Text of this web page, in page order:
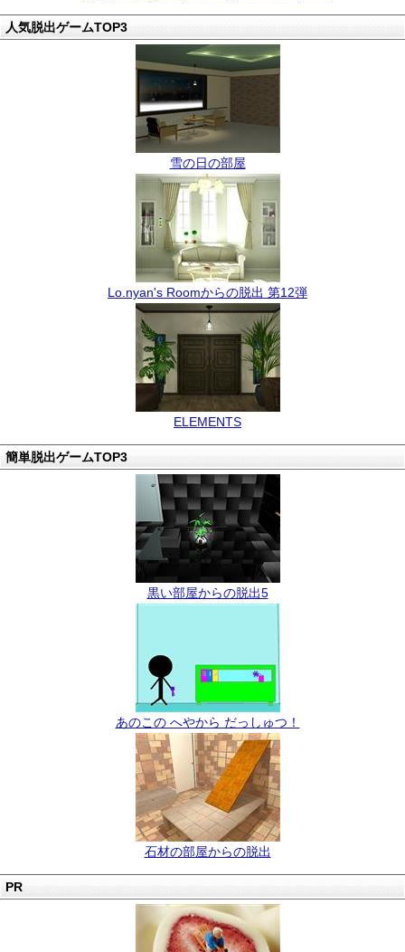
人気脱出ゲームTOP3
雪の日の部屋
Lo.nyan's Roomからの脱出 第12弾
ELEMENTS
簡単脱出ゲームTOP3
黒い部屋からの脱出5
あのこの へやから だっしゅつ！
石材の部屋からの脱出
PR